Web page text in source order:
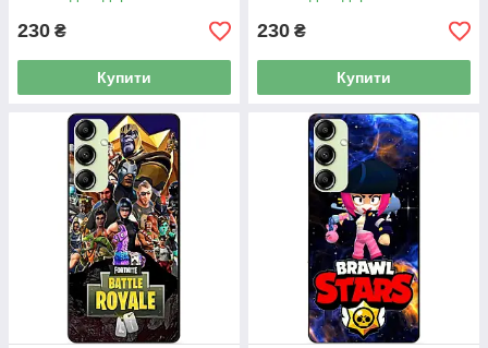
230 ₴
Купити
230 ₴
Купити